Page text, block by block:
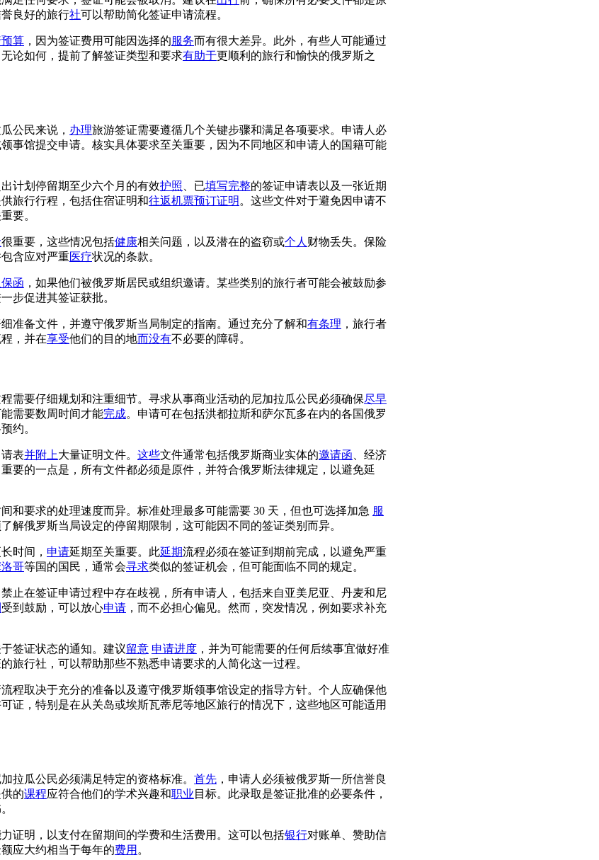
良好的旅行社可以帮助简化签证申请流程。
预算 ，因为签证费用可能因选择的服务而有很大差异。此外，有些人可能通过
无论如何，提前了解签证类型和要求有助于更顺利的旅行和愉快的俄罗斯之
公民来说， 办理旅游签证需要遵循几个关键步骤和满足各项要求。申请人必
事馆提交申请。核实具体要求至关重要，因为不同地区和申请人的国籍可能
计划停留期至少六个月的有效护照 、已填写完整的签证申请表以及一张近期
旅行行程，包括住宿证明和往返机票预订证明 。这些文件对于避免因申请不
要。
很重要，这些情况包括健康相关问题，以及潜在的盗窃或个人 财物丢失。保险
含应对严重医疗状况的条款。
函 ，如果他们被俄罗斯居民或组织邀请。某些类别的旅行者可能会被鼓励参
一步促进其签证获批。
准备文件，并遵守俄罗斯当局制定的指南。通过充分了解和有条理 ，旅行者
，并在享受他们的目的地而没有不必要的障碍。
需要仔细规划和注重细节。寻求从事商业活动的尼加拉瓜公民必须确保尽早
需要数周时间才能完成。申请可在包括洪都拉斯和萨尔瓦多在内的各国俄罗
约。
表并附上大量证明文件。 这些文件通常包括俄罗斯商业实体的邀请函 、经济
要的一点是，所有文件都必须是原件，并符合俄罗斯法律规定，以避免延
和要求的处理速度而异。标准处理最多可能需要 30 天，但也可选择加急 服
解俄罗斯当局设定的停留期限制，这可能因不同的签证类别而异。
时间， 申请延期至关重要。此延期流程必须在签证到期前完成，以避免严重
洛哥等国的国民，通常会寻求类似的签证机会，但可能面临不同的规定。
止在签证申请过程中存在歧视，所有申请人，包括来自亚美尼亚、丹麦和尼
受到鼓励，可以放心申请 ，而不必担心偏见。然而，突发情况，例如要求补充
签证状态的通知。建议留意 申请进度 ，并为可能需要的任何后续事宜做好准
旅行社，可以帮助那些不熟悉申请要求的人简化这一过程。
程取决于充分的准备以及遵守俄罗斯领事馆设定的指导方针。个人应确保他
证，特别是在从关岛或埃斯瓦蒂尼等地区旅行的情况下，这些地区可能适用
拉瓜公民必须满足特定的资格标准。 首先 ，申请人必须被俄罗斯一所信誉良
的课程应符合他们的学术兴趣和职业 目标。此录取是签证批准的必要条件，
证明，以支付在留期间的学费和生活费用。这可以包括银行对账单、赞助信
应大约相当于每年的费用 。